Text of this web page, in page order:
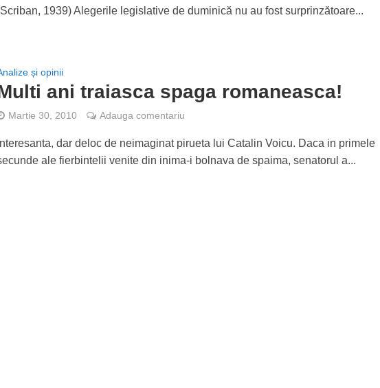
1939) Alegerile legislative de duminică nu au fost surprinzătoare...
și opinii
ani traiasca spaga romaneasca!
Martie 30, 2010 Adauga comentariu
Interesanta, dar deloc de neimaginat pirueta lui Catalin Voicu. Daca in primele
ale fierbintelii venite din inima-i bolnava de spaima, senatorul a...